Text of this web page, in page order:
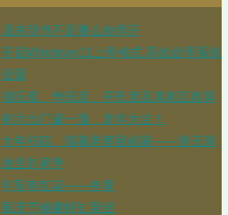
原来我也不是那么放得开
开启Windows11上帝模式 高效处理系统
设置
摄氏度、华氏度、开氏度及其相互换算
初六出门遛一遛，龙年大吉！
大年初四，陪着老婆回娘家——游王琼
故里刘家堡
年宵有红花——冬青
国庆节修建虾缸莫丝